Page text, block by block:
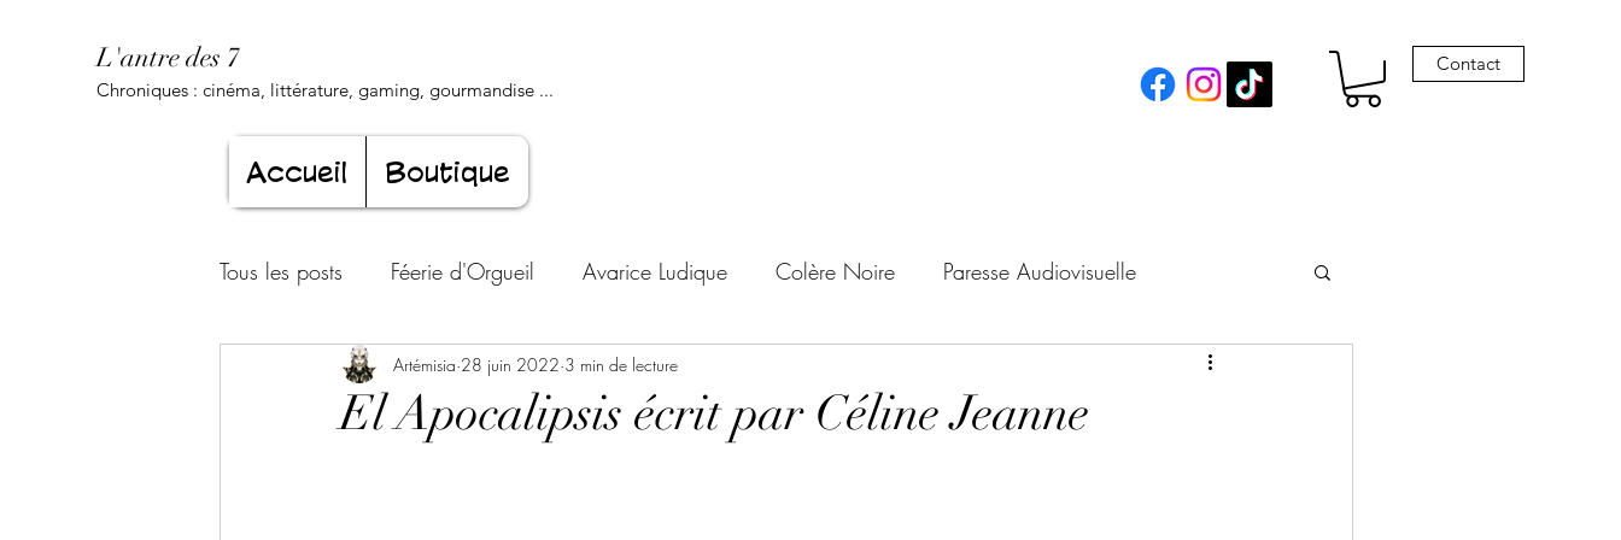
L'antre des 7
Chroniques : cinéma, littérature, gaming, gourmandise ...
Contact
Accueil Boutique
Tous les posts Féerie d'Orgueil Avarice Ludique Colère Noire Paresse Audiovisuelle
Luxure Envoûtante Gourmandise Proscrite
El Apocalipsis écrit par Céline Jeanne
Artémisia 28 juin 2022 3 min de lecture